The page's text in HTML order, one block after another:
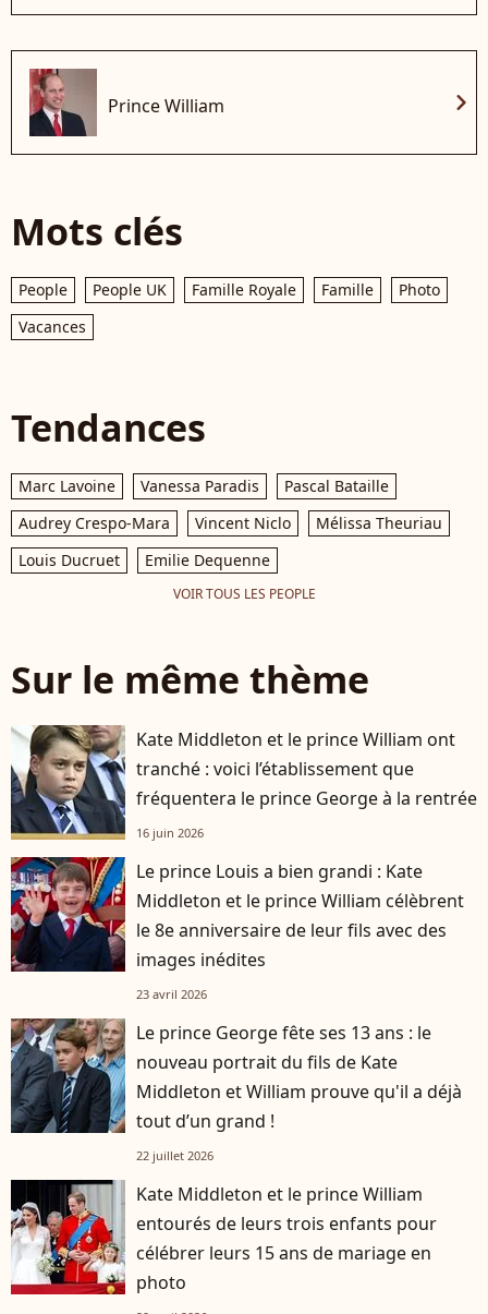
Prince William chevron_right
Mots clés
People People UK Famille Royale Famille
Photo
Vacances
Tendances
Marc Lavoine Vanessa Paradis
Pascal Bataille
Audrey Crespo-Mara
Vincent Niclo
Mélissa Theuriau
Louis Ducruet
Emilie Dequenne
VOIR TOUS LES PEOPLE
Sur le même thème
Kate Middleton et le prince William ont
tranché : voici l’établissement que
fréquentera le prince George à la rentrée
16 juin 2026
Le prince Louis a bien grandi : Kate
Middleton et le prince William célèbrent
le 8e anniversaire de leur fils avec des
images inédites
23 avril 2026
Le prince George fête ses 13 ans : le
nouveau portrait du fils de Kate
Middleton et William prouve qu'il a déjà
tout d’un grand !
22 juillet 2026
Kate Middleton et le prince William
entourés de leurs trois enfants pour
célébrer leurs 15 ans de mariage en
photo